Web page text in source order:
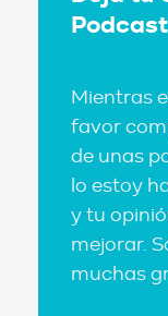
Podcast
Mientras
favor
de unas
lo estoy
y tu
mejorar.
muchas